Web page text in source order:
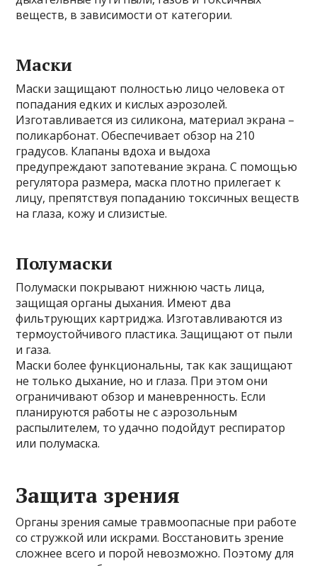
веществ, в зависимости от категории.
Маски
Маски защищают полностью лицо человека от
попадания едких и кислых аэрозолей.
Изготавливается из силикона, материал экрана –
поликарбонат. Обеспечивает обзор на 210
градусов. Клапаны вдоха и выдоха
предупреждают запотевание экрана. С помощью
регулятора размера, маска плотно прилегает к
лицу, препятствуя попаданию токсичных веществ
на глаза, кожу и слизистые.
Полумаски
Полумаски покрывают нижнюю часть лица,
защищая органы дыхания. Имеют два
фильтрующих картриджа. Изготавливаются из
термоустойчивого пластика. Защищают от пыли
и газа.
Маски более функциональны, так как защищают
не только дыхание, но и глаза. При этом они
ограничивают обзор и маневренность. Если
планируются работы не с аэрозольным
распылителем, то удачно подойдут респиратор
или полумаска.
Защита зрения
Органы зрения самые травмоопасные при работе
со стружкой или искрами. Восстановить зрение
сложнее всего и порой невозможно. Поэтому для